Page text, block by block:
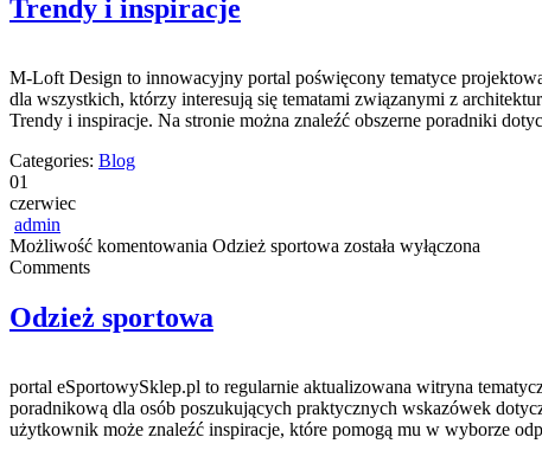
Trendy i inspiracje
M-Loft Design to innowacyjny portal poświęcony tematyce
dla wszystkich, którzy interesują się tematami związanymi z
Trendy i inspiracje. Na stronie można znaleźć obszerne poradniki
Categories: Blog
01
czerwiec
admin
Możliwość komentowania Odzież sportowa została wyłączona
Comments
Odzież sportowa
portal eSportowySklep.pl to regularnie aktualizowana witryna
poradnikową dla osób poszukujących praktycznych wskazówek
użytkownik może znaleźć inspiracje, które pomogą mu w wyborze